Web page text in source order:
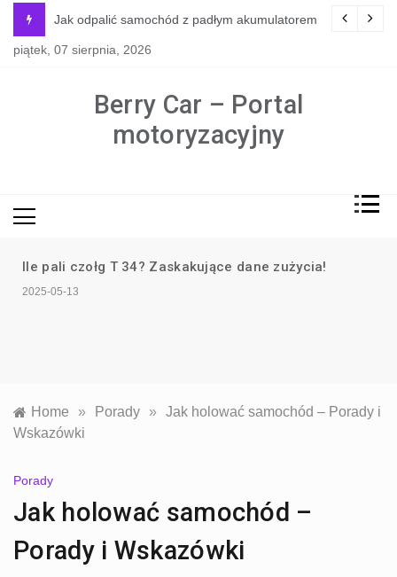
content
Jak Obliczyć Ubezpieczenie Auta? Proste Kalkulacje!
piątek, 07 sierpnia, 2026
Berry Car – Portal
motoryzacyjny
Mobilny serwis TIR w Niemczech –
Home » Porady » Jak holować samochód – Porady i
Wskazówki
Porady
Jak holować samochód –
Porady i Wskazówki